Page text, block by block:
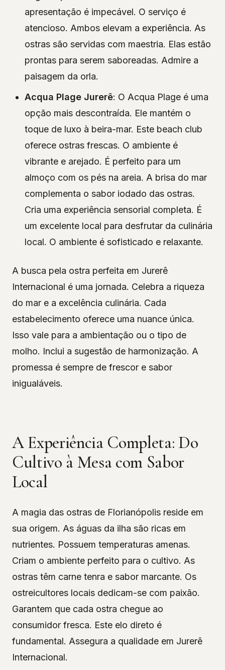
apresentação é impecável. O serviço é
atencioso. Ambos elevam a experiência. As
ostras são servidas com maestria. Elas estão
prontas para serem saboreadas. Admire a
paisagem da orla.
Acqua Plage Jurerê: O Acqua Plage é uma
opção mais descontraída. Ele mantém o
toque de luxo à beira-mar. Este beach club
oferece ostras frescas. O ambiente é
vibrante e arejado. É perfeito para um
almoço com os pés na areia. A brisa do mar
complementa o sabor iodado das ostras.
Cria uma experiência sensorial completa. É
um excelente local para desfrutar da culinária
local. O ambiente é sofisticado e relaxante.
A busca pela ostra perfeita em Jurerê
Internacional é uma jornada. Celebra a riqueza
do mar e a excelência culinária. Cada
estabelecimento oferece uma nuance única.
Isso vale para a ambientação ou o tipo de
molho. Inclui a sugestão de harmonização. A
promessa é sempre de frescor e sabor
inigualáveis.
A Experiência Completa: Do
Cultivo à Mesa com Sabor
Local
A magia das ostras de Florianópolis reside em
sua origem. As águas da ilha são ricas em
nutrientes. Possuem temperaturas amenas.
Criam o ambiente perfeito para o cultivo. As
ostras têm carne tenra e sabor marcante. Os
ostreicultores locais dedicam-se com paixão.
Garantem que cada ostra chegue ao
consumidor fresca. Este elo direto é
fundamental. Assegura a qualidade em Jurerê
Internacional.